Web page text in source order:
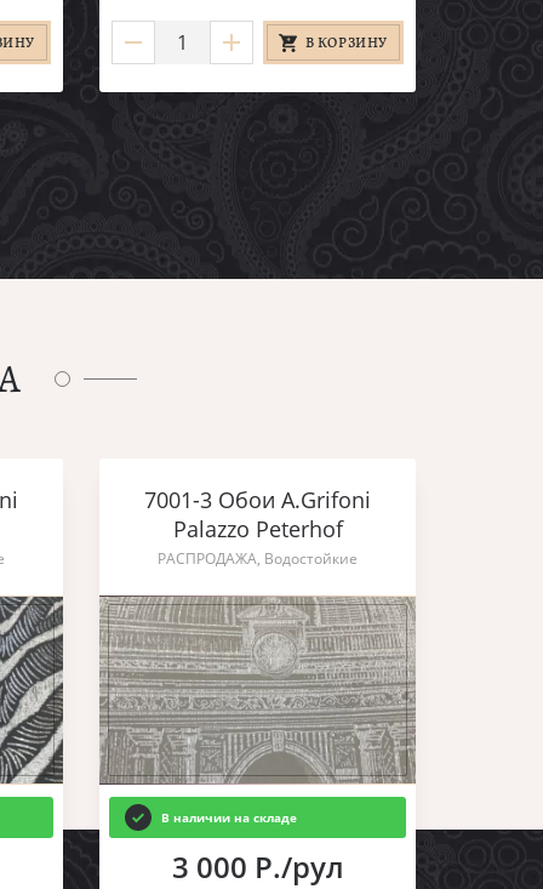
В КОРЗИНУ
7001-3 Обои A.Grifoni
Palazzo Peterhof
РАСПРОДАЖА, Водостойкие
В наличии на складе
3 000 Р./рул